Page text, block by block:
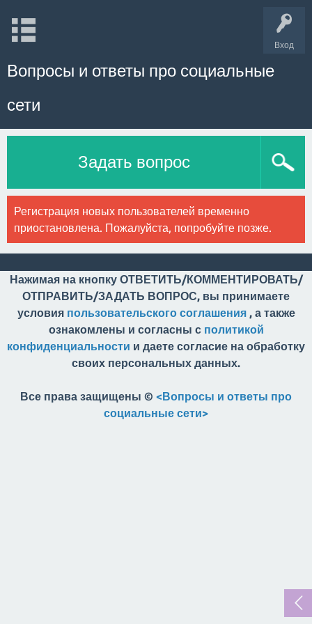
Вход
Вопросы и ответы про социальные
сети
Задать вопрос
Регистрация новых пользователей временно
приостановлена. Пожалуйста, попробуйте позже.
Нажимая на кнопку ОТВЕТИТЬ/КОММЕНТИРОВАТЬ/
ОТПРАВИТЬ/ЗАДАТЬ ВОПРОС, вы принимаете
условия пользовательского соглашения, а также
ознакомлены и согласны с политикой
конфиденциальности и даете согласие на обработку
своих персональных данных.
Все права защищены © <Вопросы и ответы про
социальные сети>